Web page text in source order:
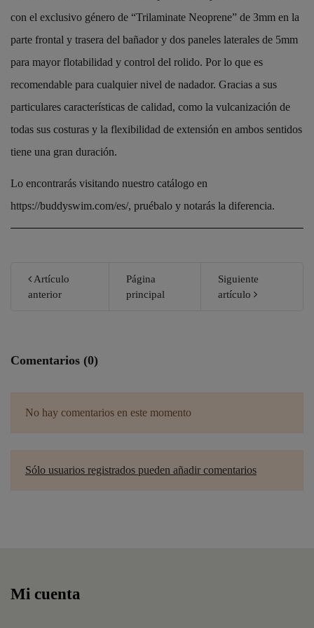
con el exclusivo género de “Trilaminate Neoprene” de 3mm en la
parte frontal y trasera del bañador y dos paneles laterales de 5mm
para mayor flotabilidad y control del rolido. Por lo que es
recomendable para cualquier nivel de nadador. Gracias a sus
particulares características de calidad, como la vulcanización de
todas sus costuras y la flexibilidad de extensión en ambos sentidos
tiene una gran duración.
Lo encontrarás visitando nuestro catálogo en
https://buddyswim.com/es/, pruébalo y notarás la diferencia.
Artículo
anterior
Página
principal
Siguiente
artículo
Comentarios (0)
No hay comentarios en este momento
Sólo usuarios registrados pueden añadir comentarios
Mi cuenta